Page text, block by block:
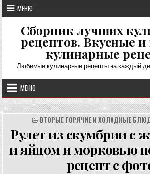
Перейти
к
содержимому
МЕНЮ
Сборник лучших
рецептов. Вкусные
кулинарные
Любимые кулинарные рецепты на каждый
МЕНЮ
ВТОРЫЕ ГОРЯЧИЕ И ХОЛОДНЫЕ
Рулет из скумбрии с
и яйцом и морковью
рецепт с